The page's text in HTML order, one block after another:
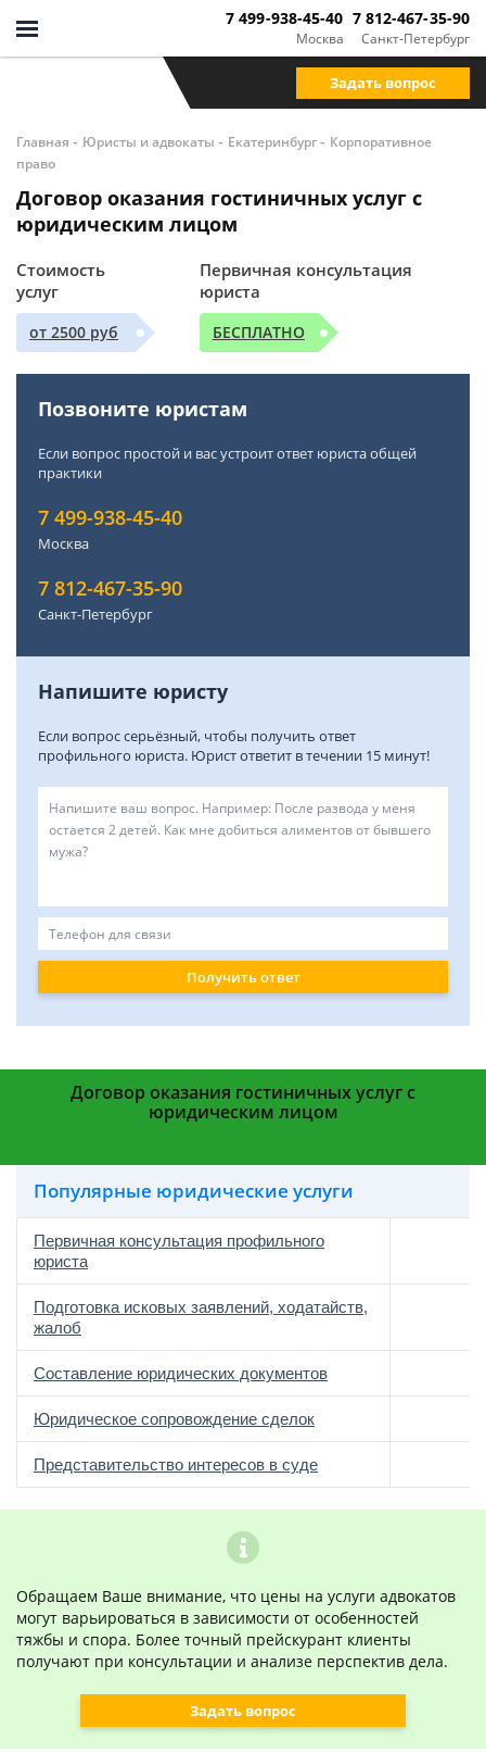
Москва
7 499-938-45-40
Санкт-Петербург
7 812-467-35-90
Задать вопрос
Главная - Юристы и адвокаты - Екатеринбург- Корпоративное
право
Договор оказания гостиничных услуг с
юридическим лицом
Стоимость
услуг
от 2500 руб
Первичная консультация
юриста
БЕСПЛАТНО
Позвоните юристам
Если вопрос простой и вас устроит ответ юриста общей
практики
7 499-938-45-40
Москва
7 812-467-35-90
Санкт-Петербург
Напишите юристу
Если вопрос серьёзный, чтобы получить ответ
профильного юриста. Юрист ответит в течении 15 минут!
Получить ответ
Договор оказания гостиничных услуг с
юридическим лицом
Популярные юридические услуги
Первичная консультация профильного
юриста
Подготовка исковых заявлений, ходатайств,
жалоб
Составление юридических документов
Юридическое сопровождение сделок
Представительство интересов в суде
Обращаем Ваше внимание, что цены на услуги адвокатов
могут варьироваться в зависимости от особенностей
тяжбы и спора. Более точный прейскурант клиенты
получают при консультации и анализе перспектив дела.
Задать вопрос